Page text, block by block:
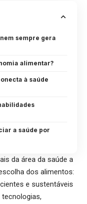
sempre gera
alimentar?
à saúde
a saúde por
da área da saúde a
dos alimentos:
e sustentáveis
tecnologias,